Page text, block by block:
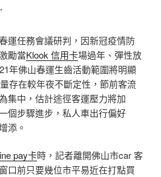
運任務會議研判，因新冠疫情防
勵當Klook 信用卡場過年、彈性放
年佛山春運生齒活動範圍將明顯
存在較年夜不斷定性，節前客流
集中，估計途徑客運壓力將加
個步驟進步，私人車出行偏好
添。
pay卡時，記者離開佛山市car 客
口前只要幾位市平易近在打點買